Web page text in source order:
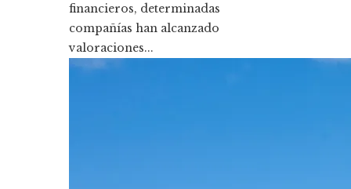
financieros, determinadas
compañías han alcanzado
valoraciones...